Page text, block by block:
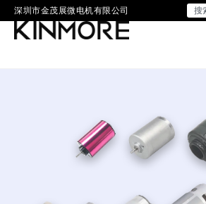
深圳市金茂展微电机有限公司